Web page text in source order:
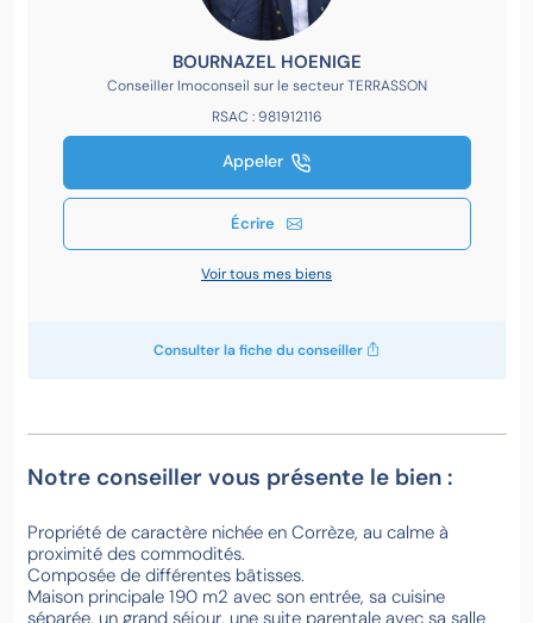
BOURNAZEL HOENIGE
Conseiller Imoconseil sur le secteur TERRASSON
RSAC : 981912116
Appeler
Écrire
Voir tous mes biens
Consulter la fiche du conseiller
Notre conseiller vous présente le bien :
Propriété de caractère nichée en Corrèze, au calme à
proximité des commodités.
Composée de différentes bâtisses.
Maison principale 190 m2 avec son entrée, sa cuisine
séparée, un grand séjour, une suite parentale avec sa salle